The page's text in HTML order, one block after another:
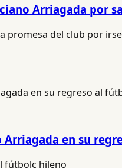
Arriagada por
promesa del club por
en su
fútbolc hileno